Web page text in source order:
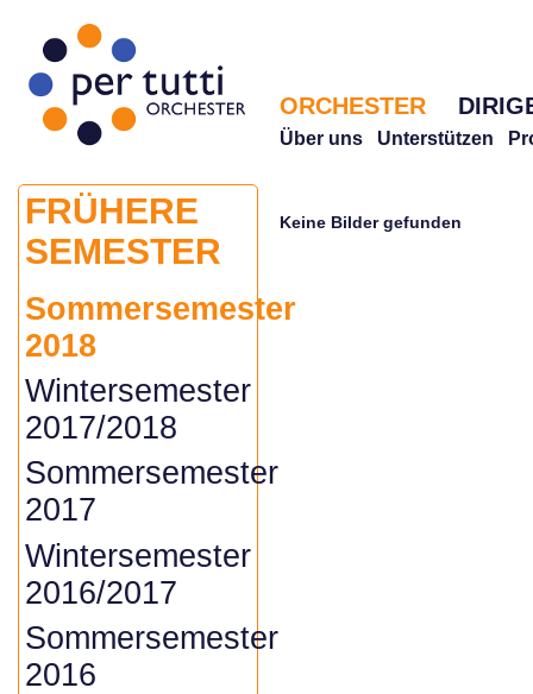
ORCHESTER
Über uns Unterstützen
Keine Bilder gefunden
FRÜHERE
SEMESTER
Sommersemester
2018
Wintersemester
2017/2018
Sommersemester
2017
Wintersemester
2016/2017
Sommersemester
2016